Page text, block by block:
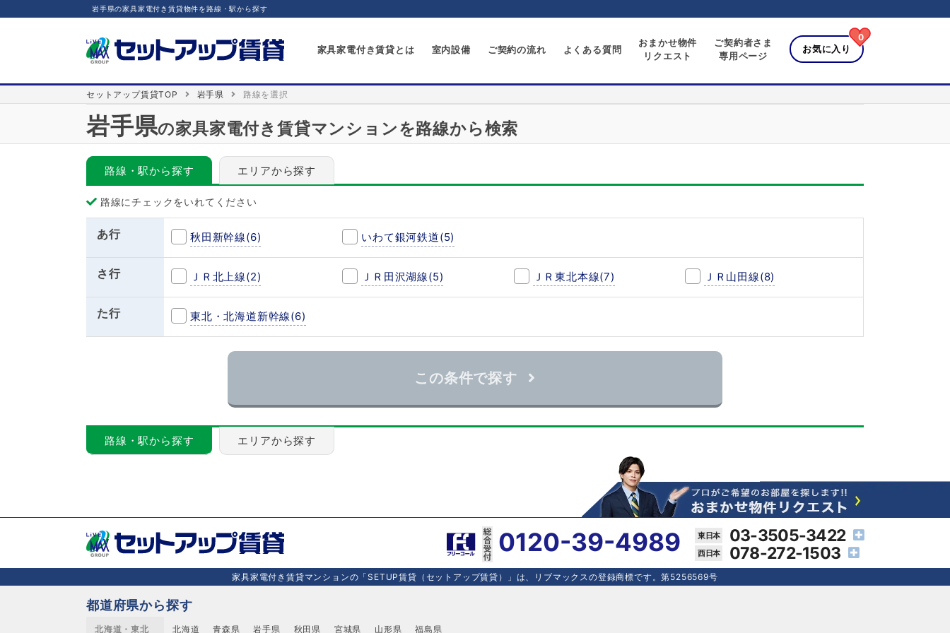
岩手県の家具家電付き賃貸物件を路線・駅から探す
家具家電付き賃貸とは 室内設備 ご契約の流れ よくある質問
おまかせ物件
リクエスト
ご契約者さま
専用ページ
お気に入り
0
セットアップ賃貸TOP 岩手県 路線を選択
岩手県の家具家電付き賃貸マンションを路線から検索
路線・駅から探す エリアから探す
路線にチェックをいれてください
あ行 秋田新幹線(6) いわて銀河鉄道(5)
さ行 ＪＲ北上線(2) ＪＲ田沢湖線(5) ＪＲ東北本線(7) ＪＲ山田線(8)
た行 東北・北海道新幹線(6)
この条件で探す
路線・駅から探す エリアから探す
0120-39-4989
03-3505-3422
078-272-1503
家具家電付き賃貸マンションの「SETUP賃貸（セットアップ賃貸）」は、リブマックスの登録商標です。第5256569号
都道府県から探す
北海道・東北 北海道 青森県 岩手県 秋田県 宮城県 山形県 福島県